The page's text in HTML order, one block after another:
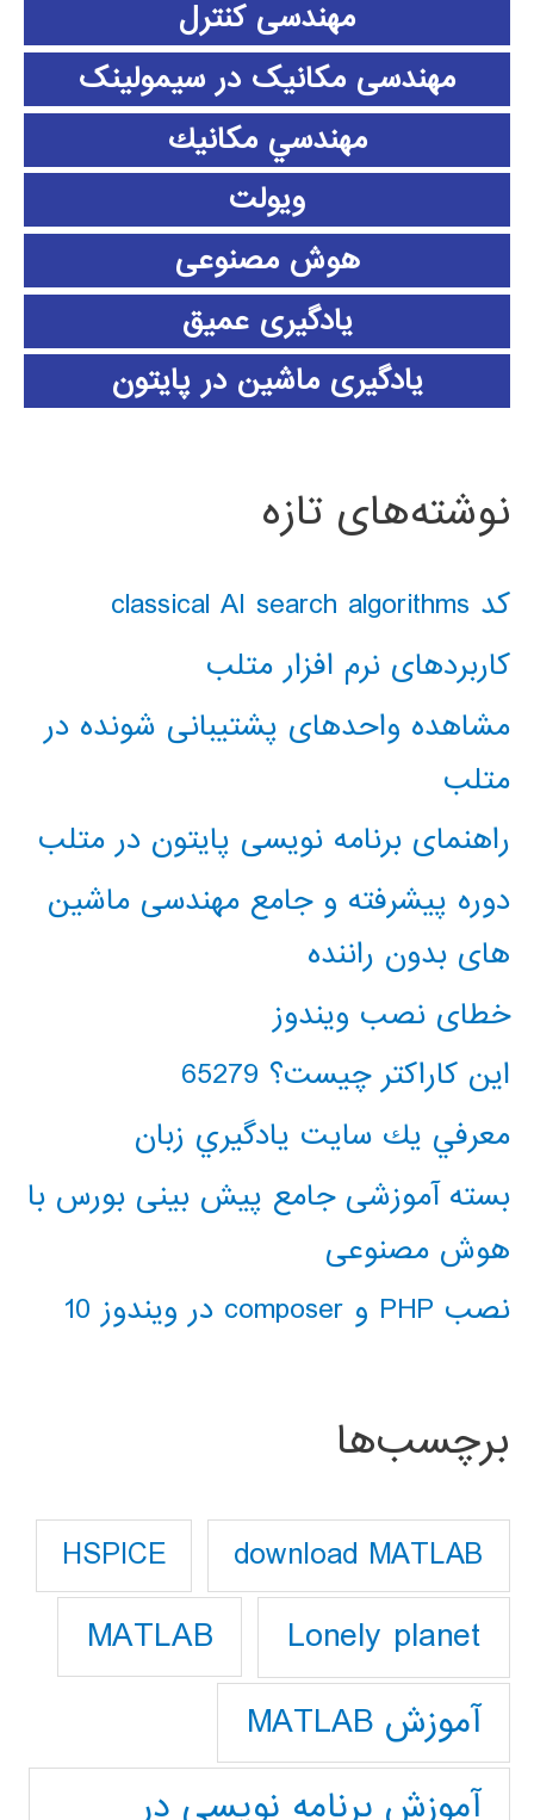
مهندسی کنترل
مهندسی مکانیک در سیمولینک
مهندسي مكانيك
ویولت
هوش مصنوعی
یادگیری عمیق
یادگیری ماشین در پایتون
نوشته‌های تازه
کد classical AI search algorithms
کاربردهای نرم افزار متلب
مشاهده واحدهای پشتیبانی شونده در
متلب
راهنمای برنامه نویسی پایتون در متلب
دوره پیشرفته و جامع مهندسی ماشین
های بدون راننده
خطای نصب ویندوز
این کاراکتر چیست؟ 65279
معرفي يك سايت يادگيري زبان
بسته آموزشی جامع پیش بینی بورس با
هوش مصنوعی
نصب PHP و composer در ویندوز 10
برچسب‌ها
download MATLAB
HSPICE
Lonely planet
MATLAB
آموزش MATLAB
آموزش برنامه نویسی در